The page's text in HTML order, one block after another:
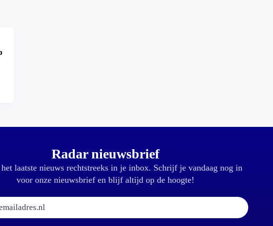
Radar nieuwsbrief
laatste nieuws rechtstreeks in je inbox. Schrijf je vandaag nog in
voor onze nieuwsbrief en blijf altijd op de hoogte!
E-mailadres: